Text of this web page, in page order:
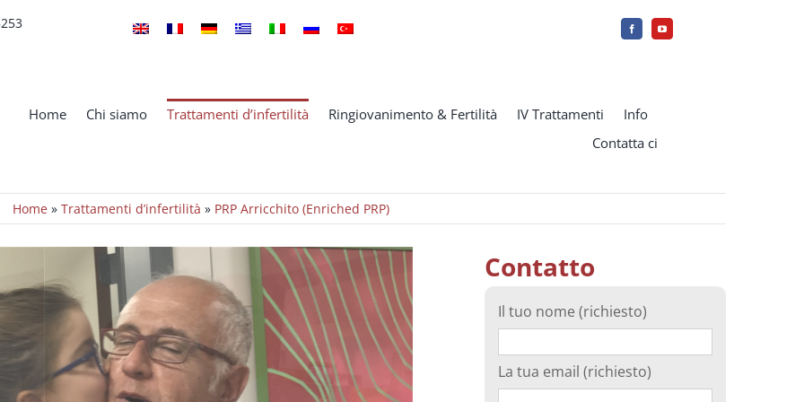
Home Chi siamo Trattamenti d’infertilità Ringiovanimento & Fertilità IV Trattamenti
Info
Contatta ci
Home» Trattamenti d’infertilità » PRP Arricchito (Enriched PRP)
Contatto
Il tuo nome (richiesto)
La tua email (richiesto)